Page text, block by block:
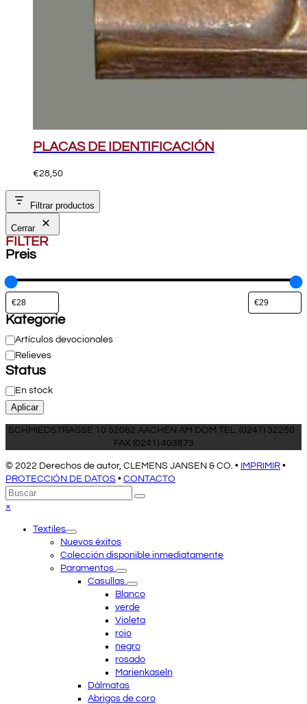
PLACAS DE IDENTIFICACIÓN
€28,50
Filtrar productos
Cerrar
FILTER
Preis
Kategorie
Categoría
Artículos devocionales
Relieves
Status
Estado
En stock
Aplicar
SCHMIEDSTRASSE 10 52062 AACHEN AM DOM TEL. (0241) 32250 ·
FAX (0241) 403673
© 2022 Derechos de autor, CLEMENS JANSEN & CO. • IMPRIMIR •
PROTECCIÓN DE DATOS • CONTACTO
Volver
arriba
Buscar
Enviar
×
menuTextiles
Nuevos éxitos
Colección disponible inmediatamente
Paramentos
Casullas
Blanco
verde
Violeta
rojo
negro
rosado
Marienkaseln
Dálmatas
Abrigos de coro